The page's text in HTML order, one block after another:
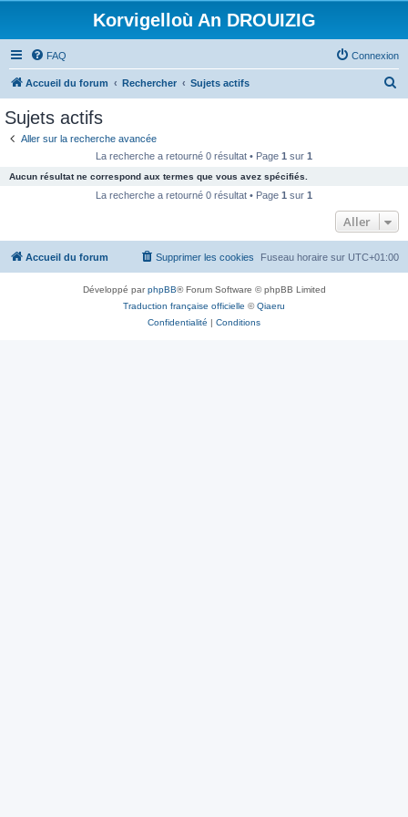
Korvigelloù An DROUIZIG
FAQ Connexion
Accueil du forum Rechercher Sujets actifs
c
e
Sujets actifs
Aller sur la recherche avancée
La recherche a retourné 0 résultat • Page 1 sur 1
Aucun résultat ne correspond aux termes que vous avez spécifiés.
La recherche a retourné 0 résultat • Page 1 sur 1
Aller
Accueil du forum Fuseau horaire sur UTC+01:00
Supprimer les cookies
Développé parphpBB® Forum Software © phpBB Limited
Traduction française officielle ©Qiaeru
Confidentialité | Conditions